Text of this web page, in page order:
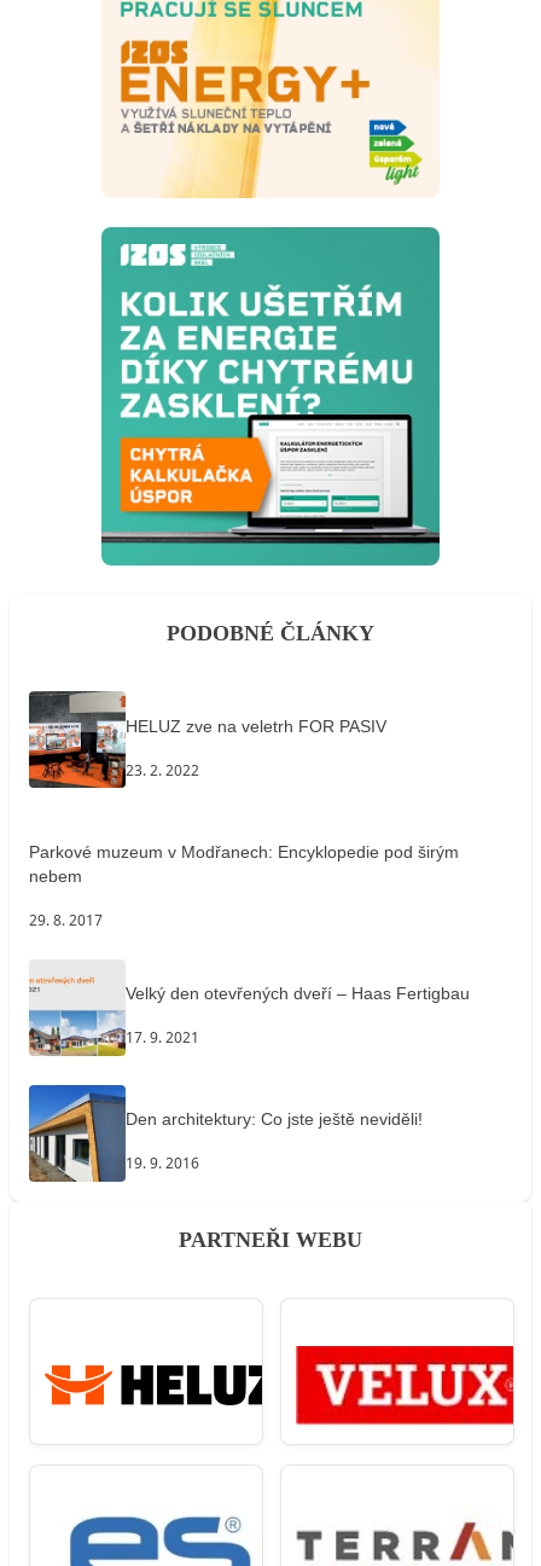
PODOBNÉ ČLÁNKY
HELUZ zve na veletrh FOR PASIV
23. 2. 2022
Parkové muzeum v Modřanech: Encyklopedie pod širým
nebem
29. 8. 2017
Velký den otevřených dveří – Haas Fertigbau
17. 9. 2021
Den architektury: Co jste ještě neviděli!
19. 9. 2016
PARTNEŘI WEBU